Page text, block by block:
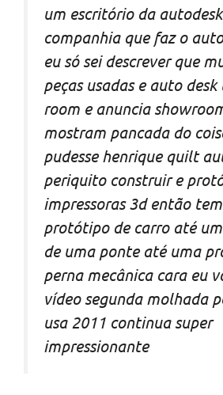
um escritório da
companhia que faz o
eu só sei descrever que
peças usadas e auto
room e anuncia
mostram pancada do
pudesse henrique quilt
periquito construir e
impressoras 3d então
protótipo de carro até
de uma ponte até uma
perna mecânica cara eu
vídeo segunda molhada
usa 2011 continua super
impressionante